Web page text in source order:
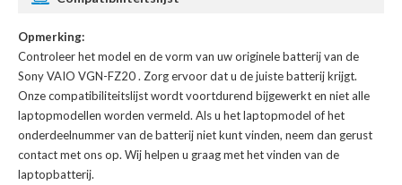
Opmerking:
Controleer het model en de vorm van uw originele batterij van de
Sony VAIO VGN-FZ20. Zorg ervoor dat u de juiste batterij krijgt.
Onze compatibiliteitslijst wordt voortdurend bijgewerkt en niet alle
laptopmodellen worden vermeld. Als u het laptopmodel of het
onderdeelnummer van de batterij niet kunt vinden, neem dan gerust
contact met ons op. Wij helpen u graag met het vinden van de
laptopbatterij.